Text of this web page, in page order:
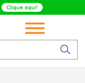
Clique aqui!